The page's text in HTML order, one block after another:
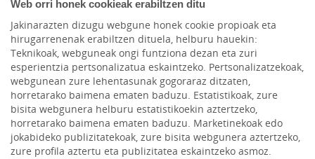
Web orri honek cookieak erabiltzen ditu
Jakinarazten dizugu webgune honek cookie propioak eta
hirugarrenenak erabiltzen dituela, helburu hauekin:
Teknikoak, webguneak ongi funtziona dezan eta zuri
esperientzia pertsonalizatua eskaintzeko. Pertsonalizatzekoak,
webgunean zure lehentasunak gogoraraz ditzaten,
horretarako baimena ematen baduzu. Estatistikoak, zure
bisita webgunera helburu estatistikoekin aztertzeko,
horretarako baimena ematen baduzu. Marketinekoak edo
jokabideko publizitatekoak, zure bisita webgunera aztertzeko,
zure profila aztertu eta publizitatea eskaintzeko asmoz.
HACER AQUÍ,
CRECER AQUÍ.